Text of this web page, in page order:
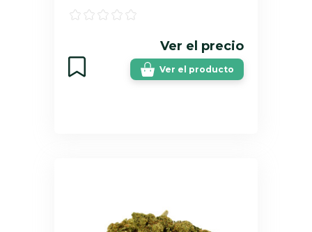
Ver el precio
Ver el producto